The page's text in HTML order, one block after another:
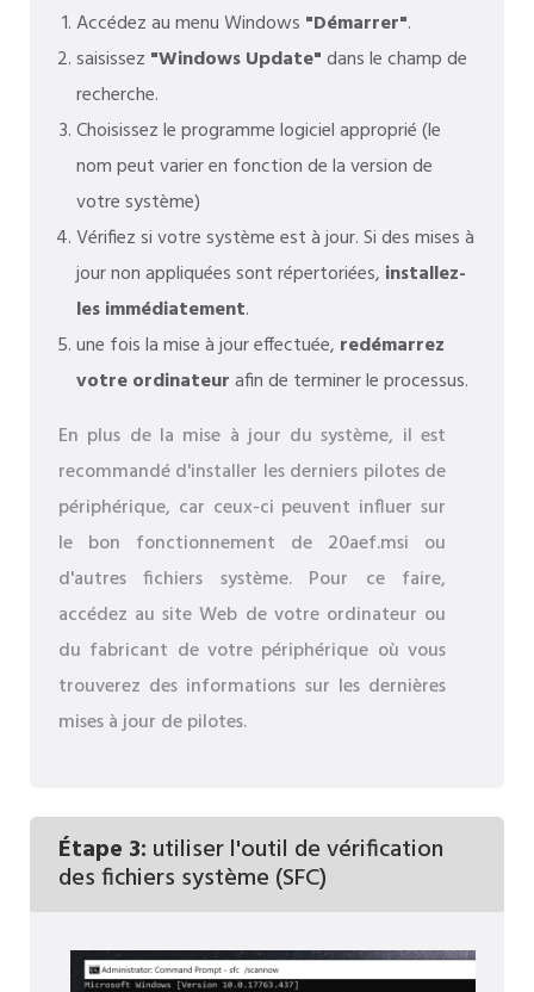
Accédez au menu Windows "Démarrer".
saisissez "Windows Update"dans le champ de
recherche.
Choisissez le programme logiciel approprié (le
nom peut varier en fonction de la version de
votre système)
Vérifiez si votre système est à jour. Si des mises à
jour non appliquées sont répertoriées, installez-
les immédiatement.
une fois la mise à jour effectuée, redémarrez
votre ordinateurafin de terminer le processus.
En plus de la mise à jour du système, il est
recommandé d'installer les derniers pilotes de
périphérique, car ceux-ci peuvent influer sur
le bon fonctionnement de 20aef.msi ou
d'autres fichiers système. Pour ce faire,
accédez au site Web de votre ordinateur ou
du fabricant de votre périphérique où vous
trouverez des informations sur les dernières
mises à jour de pilotes.
Étape 3: utiliser l'outil de vérification
des fichiers système (SFC)